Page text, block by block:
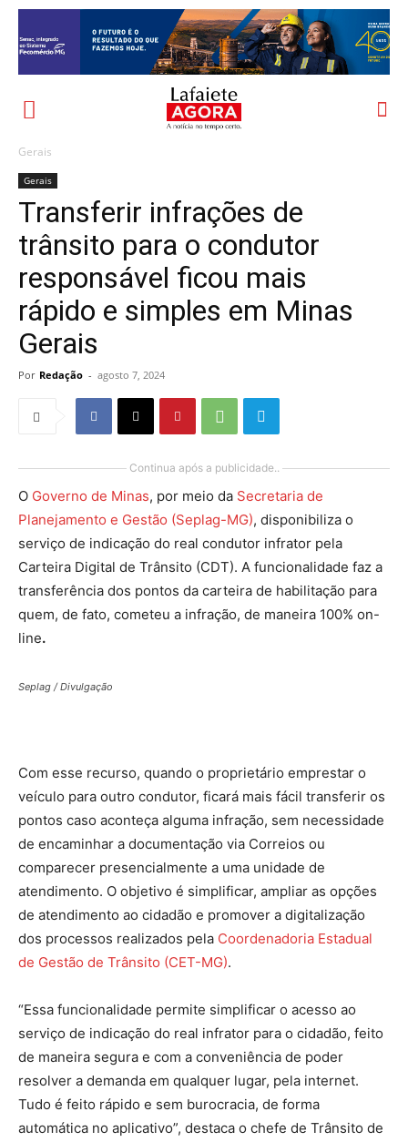
Gerais
Gerais
Transferir infrações de
trânsito para o condutor
responsável ficou mais
rápido e simples em Minas
Gerais
Por Redação - agosto 7, 2024
Continua após a publicidade..
O Governo de Minas, por meio da Secretaria de
Planejamento e Gestão (Seplag-MG), disponibiliza o
serviço de indicação do real condutor infrator pela
Carteira Digital de Trânsito (CDT). A funcionalidade faz a
transferência dos pontos da carteira de habilitação para
quem, de fato, cometeu a infração, de maneira 100% on-
line.
Seplag / Divulgação
Com esse recurso, quando o proprietário emprestar o
veículo para outro condutor, ficará mais fácil transferir os
pontos caso aconteça alguma infração, sem necessidade
de encaminhar a documentação via Correios ou
comparecer presencialmente a uma unidade de
atendimento. O objetivo é simplificar, ampliar as opções
de atendimento ao cidadão e promover a digitalização
dos processos realizados pela Coordenadoria Estadual
de Gestão de Trânsito (CET-MG).
“Essa funcionalidade permite simplificar o acesso ao
serviço de indicação do real infrator para o cidadão, feito
de maneira segura e com a conveniência de poder
resolver a demanda em qualquer lugar, pela internet.
Tudo é feito rápido e sem burocracia, de forma
automática no aplicativo”, destaca o chefe de Trânsito de